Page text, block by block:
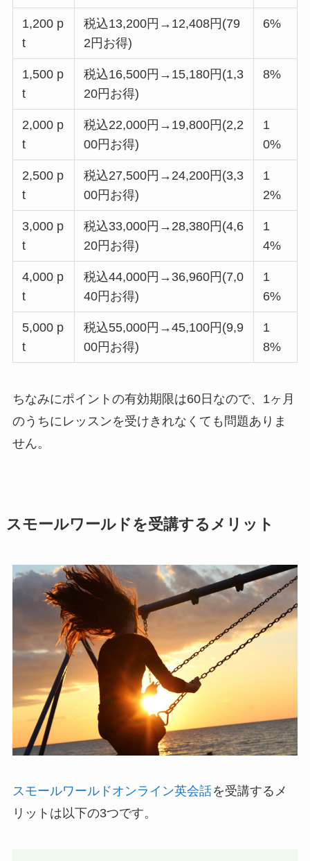
1,200 p
t
税込13,200円→12,408円(79
2円お得)
6%
1,500 p
t
税込16,500円→15,180円(1,3
20円お得)
8%
2,000 p
t
税込22,000円→19,800円(2,2
00円お得)
1
0%
2,500 p
t
税込27,500円→24,200円(3,3
00円お得)
1
2%
3,000 p
t
税込33,000円→28,380円(4,6
20円お得)
1
4%
4,000 p
t
税込44,000円→36,960円(7,0
40円お得)
1
6%
5,000 p
t
税込55,000円→45,100円(9,9
00円お得)
1
8%
ちなみにポイントの有効期限は60日なので、1ヶ月
のうちにレッスンを受けきれなくても問題ありま
せん。
スモールワールドを受講するメリット
スモールワールドオンライン英会話を受講するメ
リットは以下の3つです。